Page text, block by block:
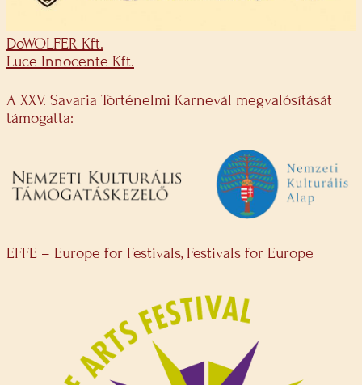
DöWOLFER Kft.
Luce Innocente Kft.
A XXV. Savaria Történelmi Karnevál megvalósítását
támogatta:
EFFE – Europe for Festivals, Festivals for Europe